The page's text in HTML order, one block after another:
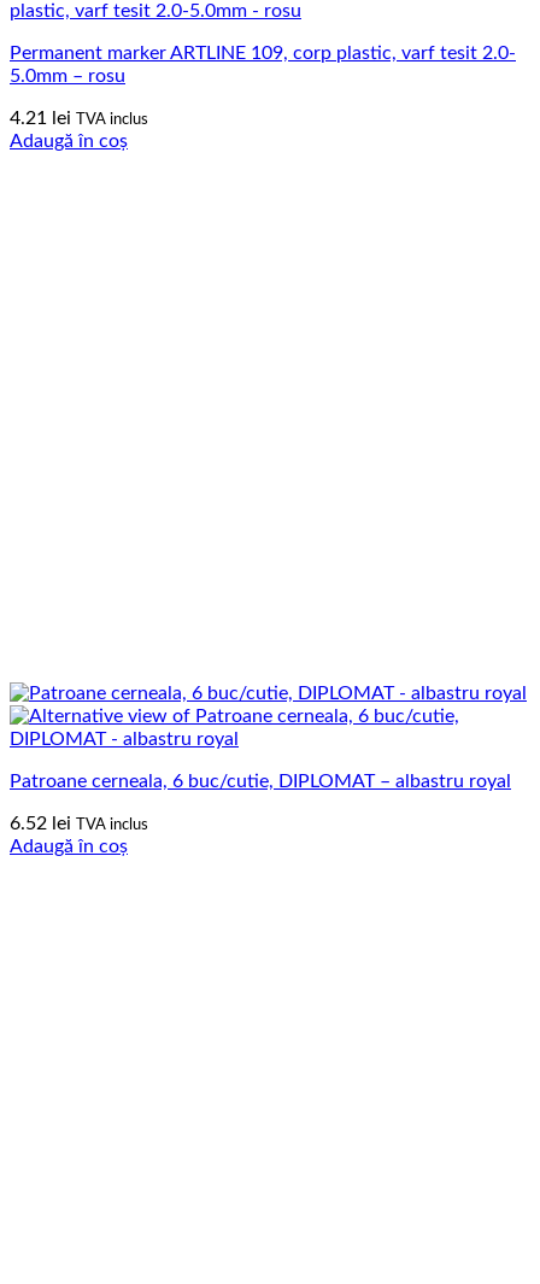
Permanent marker ARTLINE 109, corp plastic, varf tesit 2.0-
5.0mm – rosu
4.21 lei TVA inclus
Adaugă în coș
Patroane cerneala, 6 buc/cutie, DIPLOMAT – albastru royal
6.52 lei TVA inclus
Adaugă în coș